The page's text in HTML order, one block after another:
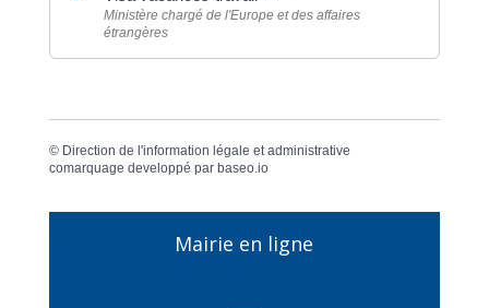
Ministère chargé de l'Europe et des affaires
étrangères
© Direction de l'information légale et administrative
comarquage developpé par baseo.io
Mairie en ligne